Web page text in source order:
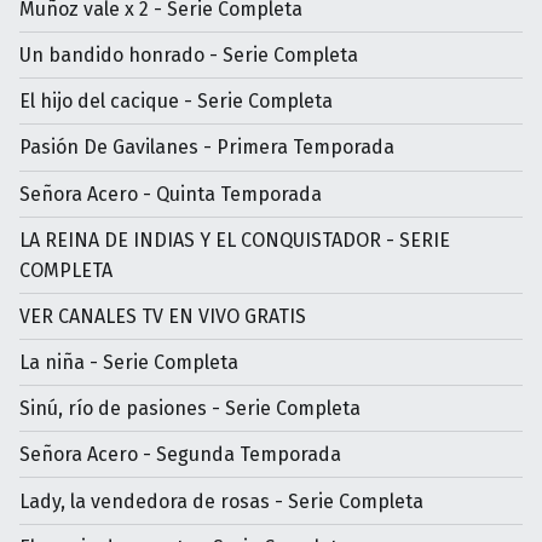
Muñoz vale x 2 - Serie Completa
Un bandido honrado - Serie Completa
El hijo del cacique - Serie Completa
Pasión De Gavilanes - Primera Temporada
Señora Acero - Quinta Temporada
LA REINA DE INDIAS Y EL CONQUISTADOR - SERIE
COMPLETA
VER CANALES TV EN VIVO GRATIS
La niña - Serie Completa
Sinú, río de pasiones - Serie Completa
Señora Acero - Segunda Temporada
Lady, la vendedora de rosas - Serie Completa